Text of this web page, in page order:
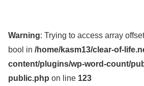
Warning: Trying to access array
bool in /home/kasm13/clear-of-
content/plugins/wp-word-count/
public.php on line 123